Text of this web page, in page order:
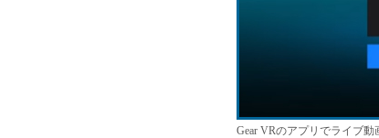
Gear VRのアプリでライブ動